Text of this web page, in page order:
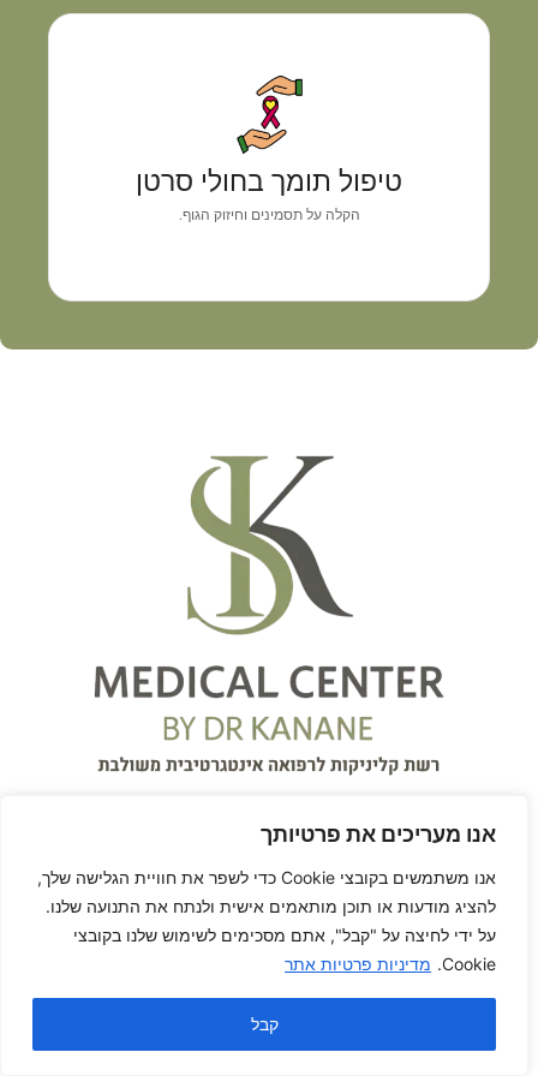
אנו מעריכים את פרטיותך
אנו משתמשים בקובצי Cookie כדי לשפר את חוויית הגלישה שלך,
להציג מודעות או תוכן מותאמים אישית ולנתח את התנועה שלנו.
על ידי לחיצה על "קבל", אתם מסכימים לשימוש שלנו בקובצי
Cookie. מדיניות פרטיות אתר
קבל
טיפול תומך בחולי סרטן
הקלה על תסמינים וחיזוק הגוף.
טיפול תומך בחולי סרטן
גישה רפואית אישית המשלבת אבחון מדויק, איזון
תסמינים וליווי מקצועי
על המרפאה
המרכז הרפואי S.K Medical
Center